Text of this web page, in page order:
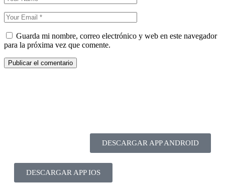
Guarda mi nombre, correo electrónico y web en este navegador
para la próxima vez que comente.
DESCARGAR APP ANDROID
DESCARGAR APP IOS